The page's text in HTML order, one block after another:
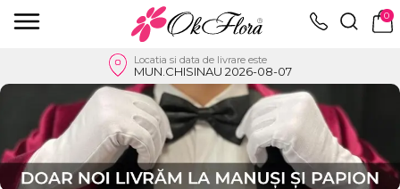
0
Locatia si data de livrare este
MUN.CHISINAU 2026-08-07